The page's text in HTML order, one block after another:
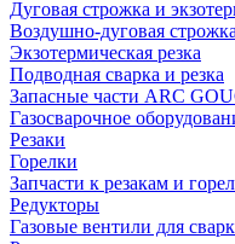
Дуговая строжка и
Воздушно-дуговая
Экзотермическая резка
Подводная сварка и резка
Запасные части ARC
Газосварочное
Резаки
Горелки
Запчасти к резакам и
Редукторы
Газовые вентили для